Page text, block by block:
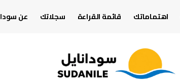
اهتماماتك قائمة القراءة سجلاتك عن